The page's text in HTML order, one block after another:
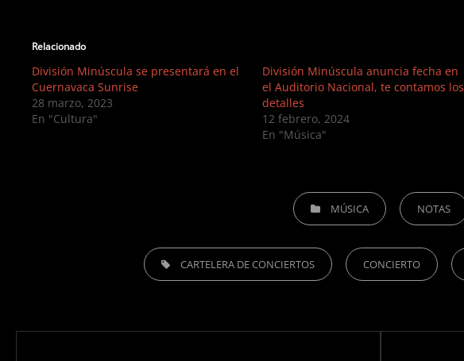
Relacionado
División Minúscula se presentará en el
Cuernavaca Sunrise
28 marzo, 2023
En "Cultura"
División Minúscula anuncia fecha en
el Auditorio Nacional, te contamos los
detalles
12 febrero, 2024
En "Música"
CATEGORIESMÚSICA NOTAS
TAGS, CARTELERA DE CONCIERTOS CONCIERTO